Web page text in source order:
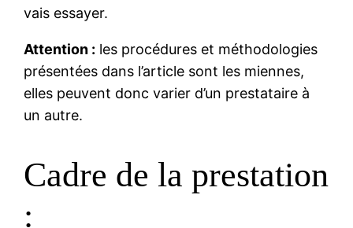
vais essayer.
Attention : les procédures et méthodologies
présentées dans l’article sont les miennes,
elles peuvent donc varier d’un prestataire à
un autre.
Cadre de la prestation
: